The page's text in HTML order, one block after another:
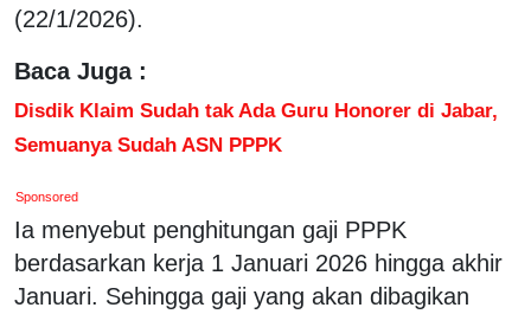
(22/1/2026).
Baca Juga :
Disdik Klaim Sudah tak Ada Guru Honorer di Jabar,
Semuanya Sudah ASN PPPK
Sponsored
Ia menyebut penghitungan gaji PPPK
berdasarkan kerja 1 Januari 2026 hingga akhir
Januari. Sehingga gaji yang akan dibagikan